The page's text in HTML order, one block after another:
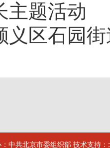
主题活动
义区石园
：中共北京市委组织部 技术支持